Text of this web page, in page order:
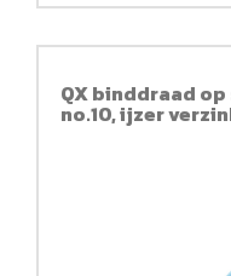
QX binddraad op
no.10, ijzer